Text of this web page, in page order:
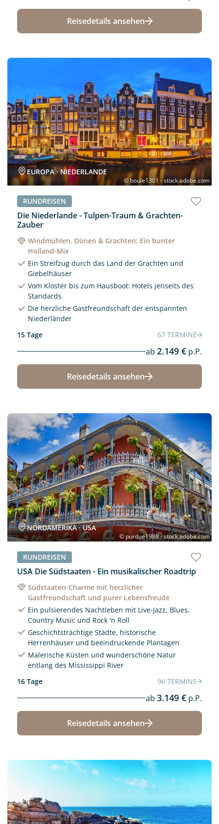
Reisedetails ansehen
© boule1301 - stock.adobe.com
EUROPA · NIEDERLANDE
RUNDREISEN
Die Niederlande - Tulpen-Traum & Grachten-
Zauber
Windmühlen, Dünen & Grachten: Ein bunter
Holland-Mix
Ein Streifzug durch das Land der Grachten und
Giebelhäuser
Vom Kloster bis zum Hausboot: Hotels jenseits des
Standards
Die herzliche Gastfreundschaft der entspannten
Niederländer
15 Tage
67 TERMINE
ab 2.149 € p.P.
Reisedetails ansehen
Neu
© purdue1988 - stock.adobe.com
NORDAMERIKA · USA
RUNDREISEN
USA Die Südstaaten - Ein musikalischer Roadtrip
Südstaaten-Charme mit herzlicher
Gastfreundschaft und purer Lebensfreude
Ein pulsierendes Nachtleben mit Live-Jazz, Blues,
Country Music und Rock 'n Roll
Geschichtsträchtige Städte, historische
Herrenhäuser und beeindruckende Plantagen
Malerische Küsten und wunderschöne Natur
entlang des Mississippi River
16 Tage
96 TERMINE
ab 3.149 € p.P.
Reisedetails ansehen